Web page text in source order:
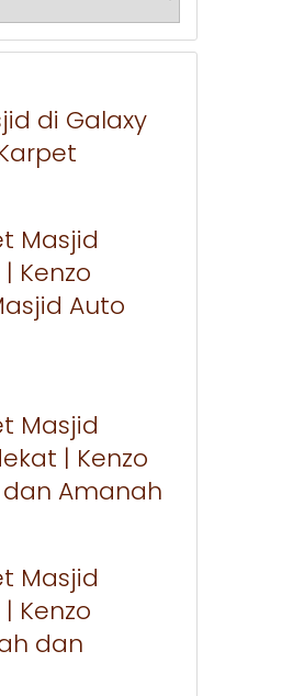
di Galaxy
Masjid
Kenzo
Auto
Masjid
| Kenzo
Amanah
Masjid
Kenzo
dan